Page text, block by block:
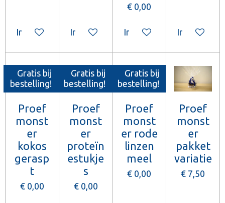
In winkelwagenIn winkelwagen
€ 0,00
In winkelwagenIn
Gratis bij
bestelling!
Proef
monst
er
kokos
gerasp
t
€ 0,00
Gratis bij
bestelling!
Proef
monst
er
proteïn
estukje
s
€ 0,00
Gratis bij
bestelling!
Proef
monst
er rode
linzen
meel
€ 0,00
Proef
monst
er
pakket
variatie
€ 7,50